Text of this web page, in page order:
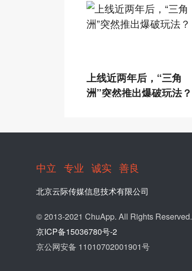
上线近两年后，“三角
洲”突然推出爆破玩法？
中立 专业 诚实 善良
北京云际传媒信息技术有限公司
© 2013-2021 ChuApp. All Rights Reserved.
京ICP备15036780号-2
京公网安备 11010702001901号